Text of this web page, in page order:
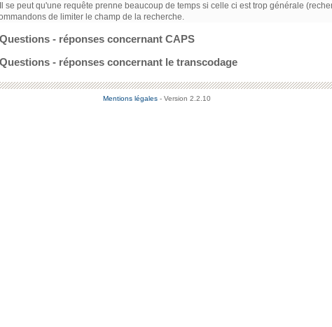
se peut qu'une requête prenne beaucoup de temps si celle ci est trop générale
de limiter le champ de la recherche.
Questions - réponses concernant CAPS
Questions - réponses concernant le transcodage
Mentions légales - Version 2.2.10